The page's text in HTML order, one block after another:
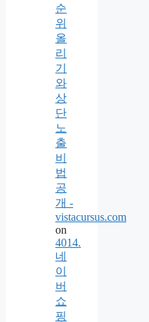
순
위
올
리
기
와
상
단
노
출
비
법
공
개 -
vistacursus.com
on
4014.
네
이
버
쇼
핑